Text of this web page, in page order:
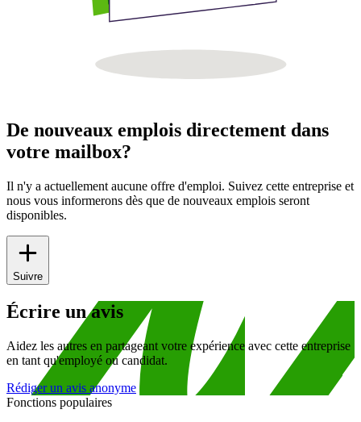
De nouveaux emplois directement dans
votre mailbox?
Il n'y a actuellement aucune offre d'emploi. Suivez cette entreprise et
nous vous informerons dès que de nouveaux emplois seront
disponibles.
Suivre
Écrire un avis
Aidez les autres en partageant votre expérience avec cette entreprise
en tant qu'employé ou candidat.
Rédiger un avis anonyme
Fonctions populaires